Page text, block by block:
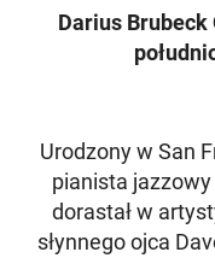
Darius
Urodzony w San
pianista
dorastał w
słynnego ojca